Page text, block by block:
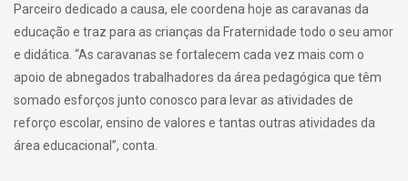
Parceiro dedicado a causa, ele coordena hoje as caravanas da
educação e traz para as crianças da Fraternidade todo o seu amor
e didática. “As caravanas se fortalecem cada vez mais com o
apoio de abnegados trabalhadores da área pedagógica que têm
somado esforços junto conosco para levar as atividades de
reforço escolar, ensino de valores e tantas outras atividades da
área educacional”, conta.